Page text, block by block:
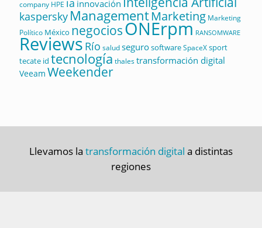
company HPE innovación
kaspersky ManagementMarketing Marketing
Político México negociosONErpm RANSOMWARE
Reviews Río saludsegurosoftwareSpaceXsport
tecate id tecnología thalestransformación digital
Veeam Weekender
Llevamos la transformación digital a distintas
regiones